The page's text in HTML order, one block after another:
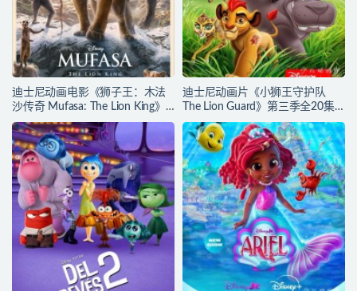
迪士尼动画电影《狮子王：木法
沙传奇 Mufasa: The Lion King》
多国语言(含国语)+多国字幕(含中
文) 官方纯净收藏版
720P/MKV/6.61G 动画片下载
迪士尼动画片《小狮王守护队
The Lion Guard》第三季全20集
多国语言(含国语)+多国字幕(含中
文) 官方纯净收藏版
720P/MKV/15.9G 动画片小狮王
守护队下载